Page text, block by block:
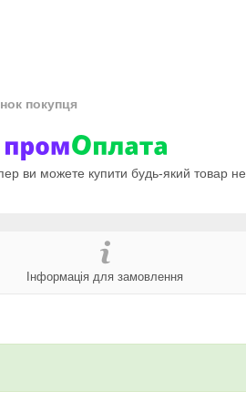
покупця
ви можете купити будь-який товар не
Інформація для замовлення